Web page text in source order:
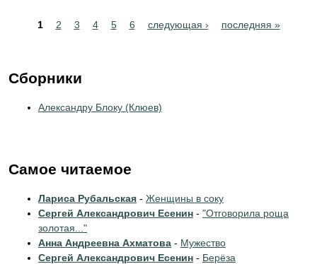
Pages
1 2 3 4 5 6 следующая › последняя »
Сборники
Александру Блоку (Клюев)
Самое читаемое
Лариса Рубальская - Женщины в соку
Сергей Александрович Есенин - "Отговорила роща
золотая..."
Анна Андреевна Ахматова - Мужество
Сергей Александрович Есенин - Берёза